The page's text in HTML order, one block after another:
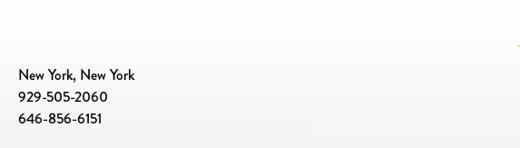
New York, New York
929-505-2060
646-856-6151